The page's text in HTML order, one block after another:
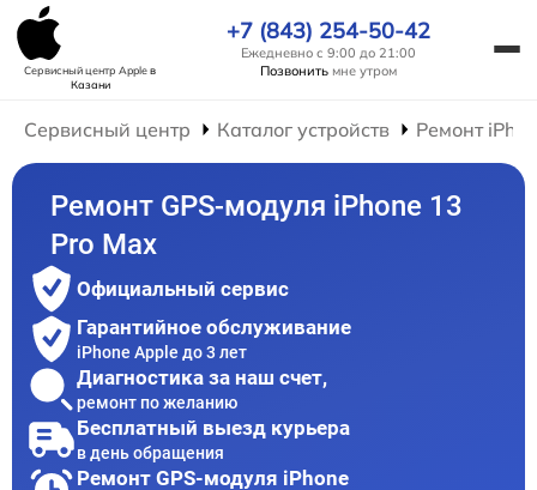
Сервисный центр Appleв
Казани
+7 (843) 254-50-42
Ежедневно с 9:00 до 21:00
Позвонить мне утром
Сервисный центр Каталог устройств Ремонт
Ремонт GPS-модуля iPhone 13
Pro Max
Официальный сервис
Гарантийное обслуживание
iPhone Apple до 3 лет
Диагностика за наш счет,
ремонт по желанию
Бесплатный выезд курьера
в день обращения
Ремонт GPS-модуля iPhone